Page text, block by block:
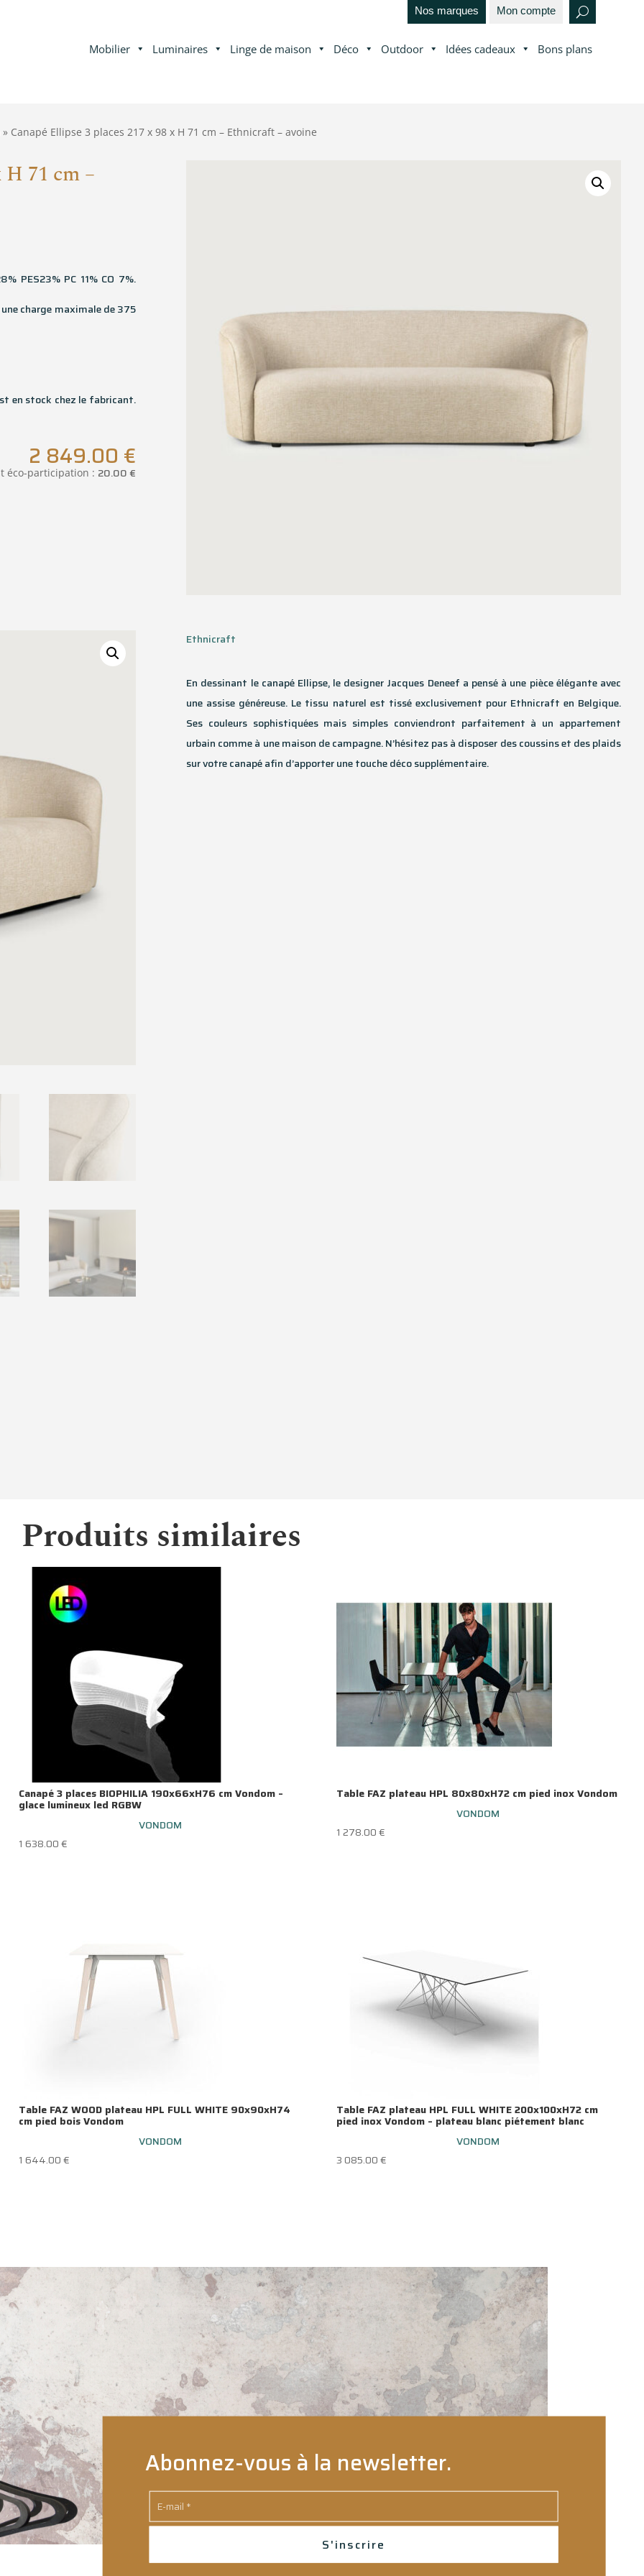
Nos marques Mon compte
Mobilier Luminaires Linge de maison Déco Outdoor Idées cadeaux Bons plans
» Canapé Ellipse 3 places 217 x 98 x H 71 cm – Ethnicraft – avoine
71 cm –
PES23% PC 11% CO 7%.
charge maximale de 375
en stock chez le fabricant.
2 849.00 €
éco-participation : 20.00€
Ethnicraft
En dessinant le canapé Ellipse, le designer Jacques Deneef a pensé à une pièce élégante avec
une assise généreuse. Le tissu naturel est tissé exclusivement pour Ethnicraft en Belgique.
Ses couleurs sophistiquées mais simples conviendront parfaitement à un appartement
urbain comme à une maison de campagne. N’hésitez pas à disposer des coussins et des plaids
sur votre canapé afin d’apporter une touche déco supplémentaire.
Produits similaires
Canapé 3 places BIOPHILIA 190x66xH76 cm Vondom –
glace lumineux led RGBW
VONDOM
1 638.00€
Table FAZ plateau HPL 80x80xH72 cm pied inox Vondom
VONDOM
1 278.00€
Table FAZ WOOD plateau HPL FULL WHITE 90x90xH74
cm pied bois Vondom
VONDOM
1 644.00€
Table FAZ plateau HPL FULL WHITE 200x100xH72 cm
pied inox Vondom – plateau blanc piétement blanc
VONDOM
3 085.00€
Abonnez-vous à la newsletter.
S'inscrire